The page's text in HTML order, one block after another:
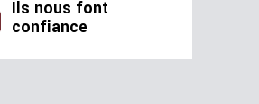
Ils nous font
confiance